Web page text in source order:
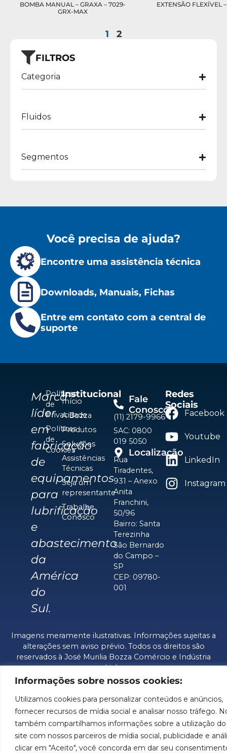
Informações sobre nossos cookies:
Utilizamos cookies para personalizar conteúdos e anúncios,
fornecer recursos de mídia social e analisar nosso tráfego.
também compartilhamos informações sobre a utilização do
site com nossos parceiros de mídia social, publicidade e
clicar em "Aceito", você concorda em dar seu
FILTROS
Categoria
Fluidos
Segmentos
BOMBA MANUAL – GRAXA – 7029-
GRX-MAX
EXTENSÃO FLEXÍVEL
1 2
Você precisa de ajuda?
Encontre uma assistência técnica
Downloads, Manuais, Fichas
Entre em contato com a central de
suporte
Marca
líder
em
fabricação
de
equipamentos
para
lubrificação
e
abastecimento
da
América
do
Sul.
Políticas
de
Privacidade
Políticas
de
Cookies
Institucional
Início
A Bozza
Produtos
Soluções
Assistências
Técnicas
Seja um
representante
Trabalhe
Conosco
Localização
Rua
Tiradentes,
931 – Anexo
Anita
Franchini,
50/96
Bairro: Santa
Terezinha
São Bernardo
do Campo –
SP
CEP: 09780-
001
Fale
Conosco
(11) 2179-9966
SAC: 0800
019 5050
Redes
Sociais
Facebook
Youtube
LinkedIn
Instagram
Imagens meramente ilustrativas. Informações sujeitas a
alterações sem aviso prévio. Todos os direitos são
reservados à José Murilia Bozza Comércio e Indústria
Ltda.